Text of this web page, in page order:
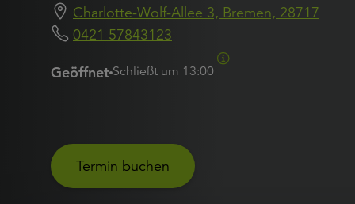
Charlotte-Wolf-Allee 3, Bremen, 28717
0421 57843123
Geöffnet Schließt um 13:00
Termin buchen